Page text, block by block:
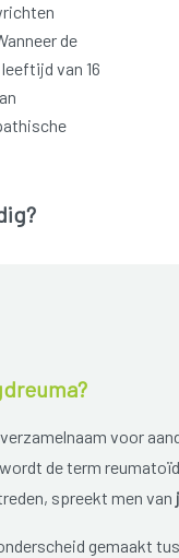
de
van 16
voor
de term
spreekt men van
gemaakt